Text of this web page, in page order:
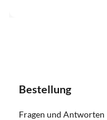
Bestellung
Fragen und Antworten